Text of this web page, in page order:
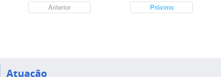
Anterior Próximo
Atuação